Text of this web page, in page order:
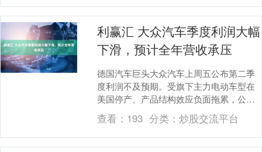
利赢汇 大众汽车季度利润大幅
下滑，预计全年营收承压
德国汽车巨头大众汽车上周五公布第二季
度利润不及预期。受旗下主力电动车型在
美国停产、产品结构效应负面拖累，公司
同时下调了2026年销量预期。 根据汇总的
市场一致预....
查看： 193 分类： 炒股交流平台